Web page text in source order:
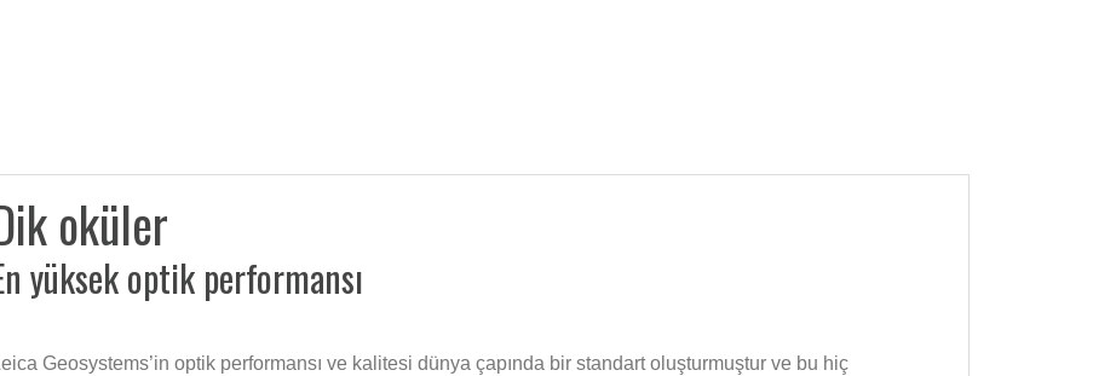
oküler
yüksek optik performansı
Geosystems’in optik performansı ve kalitesi dünya çapında bir standart oluşturmuştur ve bu hiç